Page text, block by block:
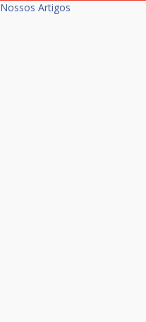
Nossos Artigos